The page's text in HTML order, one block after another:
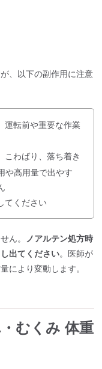
、以下の副作用に注意
運転前や重要な作業
こわばり、落ち着き
や高用量で出やす
てください
ん。
ノアルテン処方時
出てください。医師が
により変動します。
むくみ 体重